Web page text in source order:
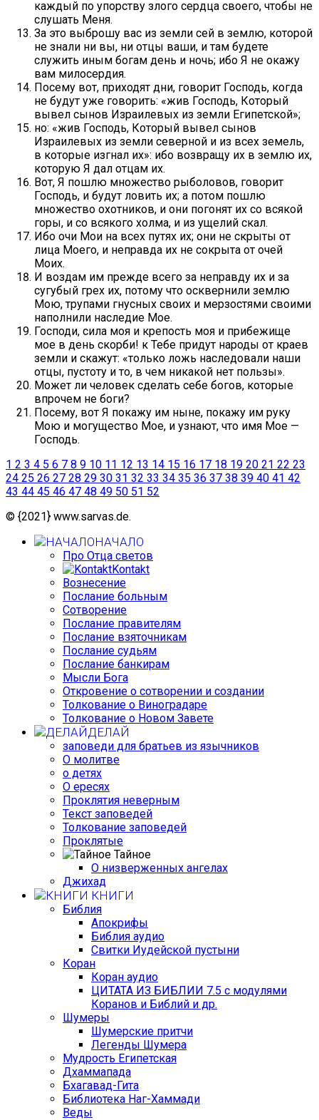
каждый по упорству злого сердца своего, чтобы не
слушать Меня.
За это выброшу вас из земли сей в землю, которой
не знали ни вы, ни отцы ваши, и там будете
служить иным богам день и ночь; ибо Я не окажу
вам милосердия.
Посему вот, приходят дни, говорит Господь, когда
не будут уже говорить: «жив Господь, Который
вывел сынов Израилевых из земли Египетской»;
но: «жив Господь, Который вывел сынов
Израилевых из земли северной и из всех земель,
в которые изгнал их»: ибо возвращу их в землю их,
которую Я дал отцам их.
Вот, Я пошлю множество рыболовов, говорит
Господь, и будут ловить их; а потом пошлю
множество охотников, и они погонят их со всякой
горы, и со всякого холма, и из ущелий скал.
Ибо очи Мои на всех путях их; они не скрыты от
лица Моего, и неправда их не сокрыта от очей
Моих.
И воздам им прежде всего за неправду их и за
сугубый грех их, потому что осквернили землю
Мою, трупами гнусных своих и мерзостями своими
наполнили наследие Мое.
Господи, сила моя и крепость моя и прибежище
мое в день скорби! к Тебе придут народы от краев
земли и скажут: «только ложь наследовали наши
отцы, пустоту и то, в чем никакой нет пользы».
Может ли человек сделать себе богов, которые
впрочем не боги?
Посему, вот Я покажу им ныне, покажу им руку
Мою и могущество Мое, и узнают, что имя Мое —
Господь.
1 2 3 4 5 6 7 8 9 10 11 12 13 14 15 16 17 18 19 20 21 22 23
24 25 26 27 28 29 30 31 32 33 34 35 36 37 38 39 40 41 42
43 44 45 46 47 48 49 50 51 52
© {2021} www.sarvas.de.
НАЧАЛО
Про Отца светов
Kontakt
Вознесение
Послание больным
Сотворение
Послание правителям
Послание взяточникам
Послание судьям
Послание банкирам
Мысли Бога
Откровение о сотворении и создании
Толкование о Виноградаре
Толкование о Новом Завете
ДЕЛАЙ
заповеди для братьев из язычников
О молитве
о детях
О ересях
Проклятия неверным
Текст заповедей
Толкование заповедей
Проклятые
Тайное
О низверженных ангелах
Джихад
КНИГИ
Библия
Апокрифы
Библия аудио
Свитки Иудейской пустыни
Коран
Коран аудио
ЦИТАТА ИЗ БИБЛИИ 7.5 с модулями
Коранов и Библий и др.
Шумеры
Шумерские притчи
Легенды Шумера
Мудрость Египетская
Дхаммапада
Бхагавад-Гита
Библиотека Наг-Хаммади
Веды